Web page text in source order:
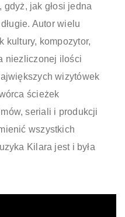
gdyż, jak głosi jedna
Autor wielu
kultury, kompozytor,
niezliczonej ilości
wizytówek
ścieżek
seriali i produkcji
wszystkich
Kilara jest i była